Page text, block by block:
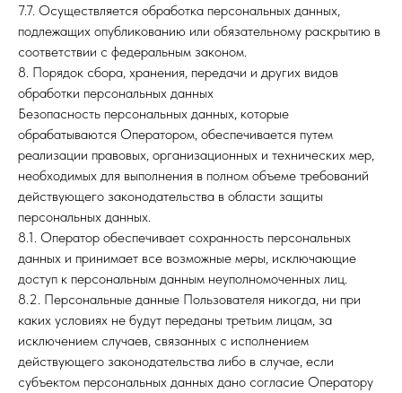
7.7. Осуществляется обработка персональных данных,
подлежащих опубликованию или обязательному раскрытию в
соответствии с федеральным законом.
8. Порядок сбора, хранения, передачи и других видов
обработки персональных данных
Безопасность персональных данных, которые
обрабатываются Оператором, обеспечивается путем
реализации правовых, организационных и технических мер,
необходимых для выполнения в полном объеме требований
действующего законодательства в области защиты
персональных данных.
8.1. Оператор обеспечивает сохранность персональных
данных и принимает все возможные меры, исключающие
доступ к персональным данным неуполномоченных лиц.
8.2. Персональные данные Пользователя никогда, ни при
каких условиях не будут переданы третьим лицам, за
исключением случаев, связанных с исполнением
действующего законодательства либо в случае, если
субъектом персональных данных дано согласие Оператору